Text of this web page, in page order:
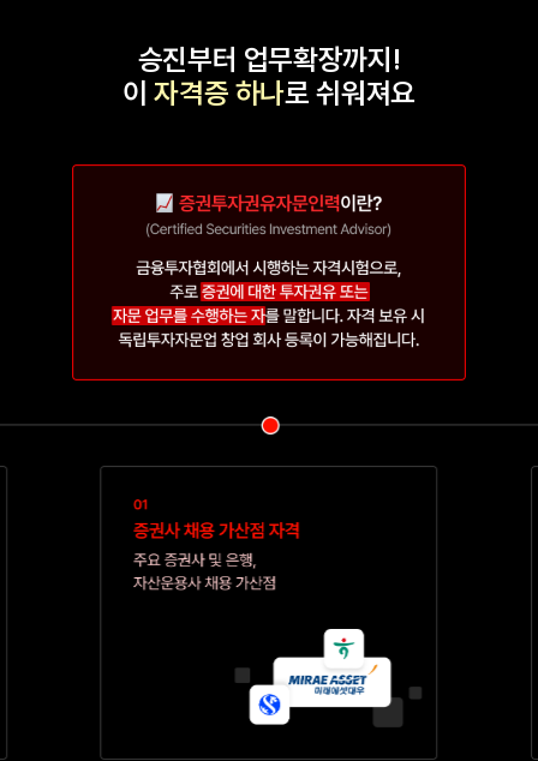
승진부터 업무확장까지!
이자격증 하나로 쉬워져요